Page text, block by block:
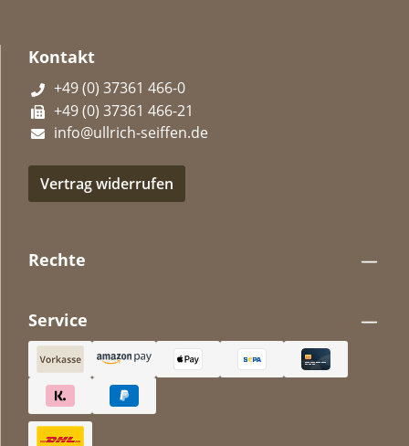
Kontakt
+49 (0) 37361 466-0
+49 (0) 37361 466-21
info@ullrich-seiffen.de
Vertrag widerrufen
Rechte
Service